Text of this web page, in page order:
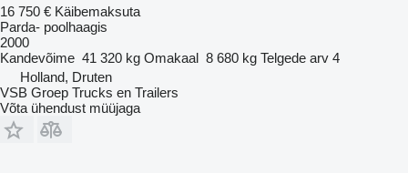
16 750 € Käibemaksuta
Parda- poolhaagis
2000
Kandevõime 41 320 kg Omakaal 8 680 kg Telgede arv 4
Holland, Druten
VSB Groep Trucks en Trailers
Võta ühendust müüjaga